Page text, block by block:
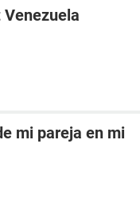
mi pareja en mi